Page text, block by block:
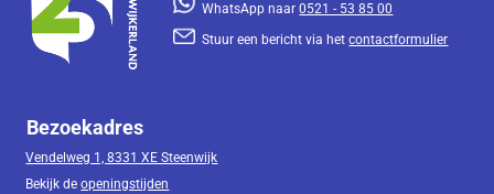
WhatsApp naar0521 - 53 85 00
Stuur een bericht via hetcontactformulier
Bezoekadres
Vendelweg 1, 8331 XE Steenwijk
Bekijk deopeningstijden